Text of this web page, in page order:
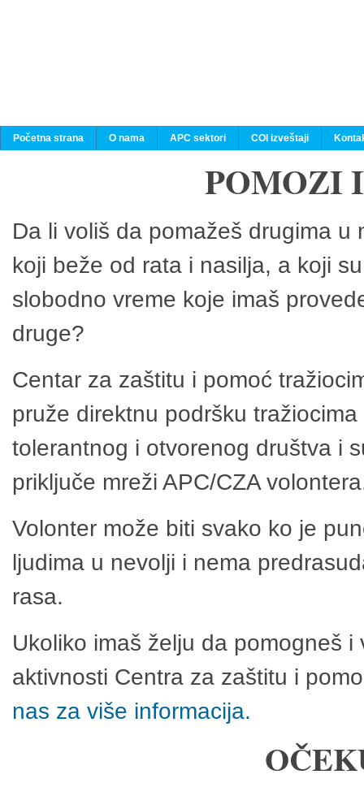
Početna strana O nama APC sektori COI izveštaji
POMOZI
Da li voliš da pomažeš drugima
koji beže od rata i nasilja, a koji
slobodno vreme koje imaš
druge?
Centar za zaštitu i pomoć
pruže direktnu podršku
tolerantnog i otvorenog društva i
priključe mreži APC/CZA
Volonter može biti svako ko je
ljudima u nevolji i nema
rasa.
Ukoliko imaš želju da pomogneš
aktivnosti Centra za zaštitu i
nas za više informacija.